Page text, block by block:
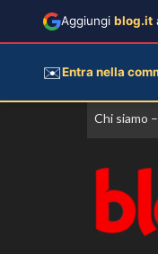
Vai
Chi siamo
Aggiungi blog.it
✉️Entra nella